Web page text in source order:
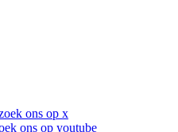
ons op x
ons op youtube